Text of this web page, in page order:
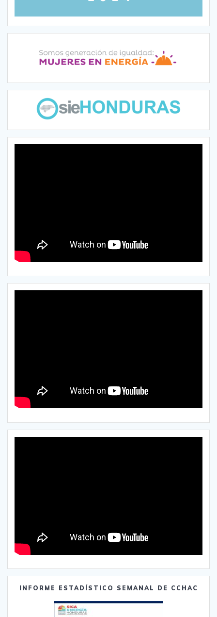
INFORME ESTADÍSTICO SEMANAL DE CCHAC